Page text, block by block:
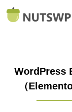
WordPress
（